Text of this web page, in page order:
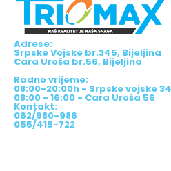
Adrese:
Srpske Vojske br.345, Bijeljina
Cara Uroša br.56, Bijeljina
Radno vrijeme:
08:00-20:00h - Srpske vojske
08:00 - 16:00 - Cara Uroša 56
Kontakt:
062/980-986
055/415-722